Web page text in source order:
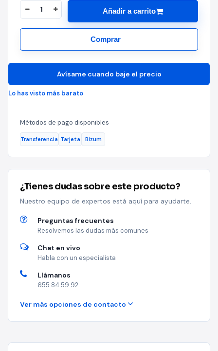
Añadir a carrito
Comprar
Avísame cuando baje el precio
Lo has visto más barato
Métodos de pago disponibles
Transferencia Tarjeta Bizum
¿Tienes dudas sobre este producto?
Nuestro equipo de expertos está aquí para ayudarte.
Preguntas frecuentes
Resolvemos las dudas más comunes
Chat en vivo
Habla con un especialista
Llámanos
655 84 59 92
Ver más opciones de contacto